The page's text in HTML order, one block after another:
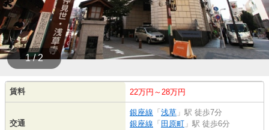
1 / 2
賃料 22万円～28万円
交通
銀座線 「 浅草 」駅 徒歩7分
銀座線 「 田原町 」駅 徒歩6分